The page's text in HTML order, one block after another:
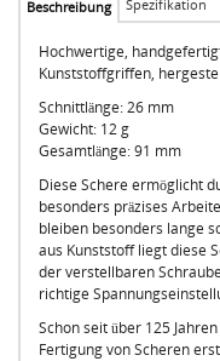
Beschreibung Spezifikation
Hochwertige,
Kunststoffgriffen,
Schnittlänge: 26 mm
Gewicht: 12 g
Gesamtlänge: 91 mm
Diese Schere ermöglicht
besonders präzises
bleiben besonders lange
aus Kunststoff liegt diese
der verstellbaren
richtige
Schon seit über 125
Fertigung von Scheren